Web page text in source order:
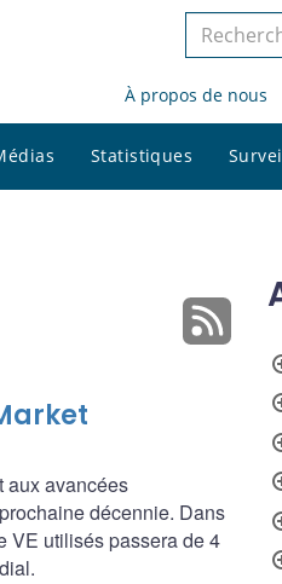
le
site
À propos de nous
Statistiques
aux avancées
décennie. Dans
VE utilisés passera de 4